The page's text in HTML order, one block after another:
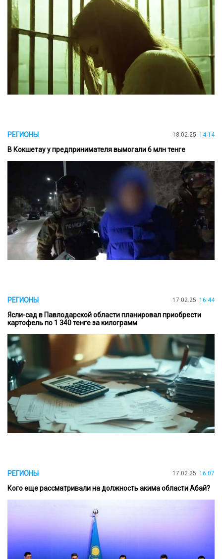
РЕГИОНЫ 18.02.25 14:14
В Кокшетау у предпринимателя вымогали 6 млн тенге
РЕГИОНЫ 17.02.25 16:44
Ясли-сад в Павлодарской области планировал приобрести
картофель по 1 340 тенге за килограмм
РЕГИОНЫ 17.02.25 16:07
Кого еще рассматривали на должность акима области Абай?